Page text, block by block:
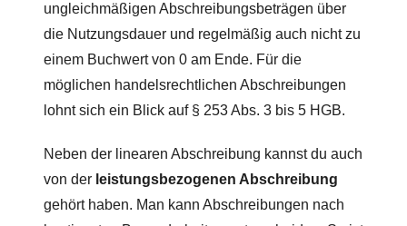
ungleichmäßigen Abschreibungsbeträgen über
die Nutzungsdauer und regelmäßig auch nicht zu
einem Buchwert von 0 am Ende. Für die
möglichen handelsrechtlichen Abschreibungen
lohnt sich ein Blick auf § 253 Abs. 3 bis 5 HGB.
Neben der linearen Abschreibung kannst du auch
von der leistungsbezogenen Abschreibung
gehört haben. Man kann Abschreibungen nach